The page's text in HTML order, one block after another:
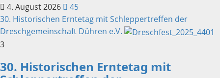
4. August 2026
45
30. Historischen Erntetag mit Schleppertreffen der
Dreschgemeinschaft Dühren e.V.
3
30. Historischen Erntetag mit